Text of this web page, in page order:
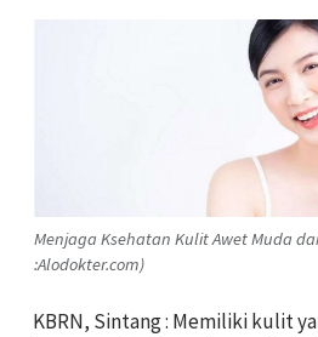
Menjaga Ksehatan Kulit Awet Muda
:Alodokter.com)
KBRN, Sintang : Memiliki kulit